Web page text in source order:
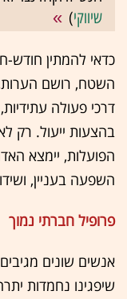
שיווקי)
כדאי להמתין
השטח, רושם
דרכי פעולה
בהצעות ייעול. רק
הפועלות, יימצא
השפעה בעניין,
פרופיל חברתי נמוך
אנשים שונים
שיפגינו נחמדות